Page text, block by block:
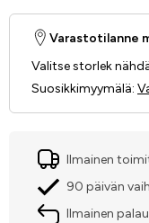
Varastotilanne
Valitse storlek
Suosikkimyymälä:
Ilmainen
90 päivän
Ilmainen